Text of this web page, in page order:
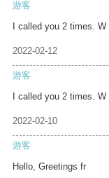
游客
I called you 2 times. W
2022-02-12
游客
I called you 2 times. W
2022-02-10
游客
Hello, Greetings fr